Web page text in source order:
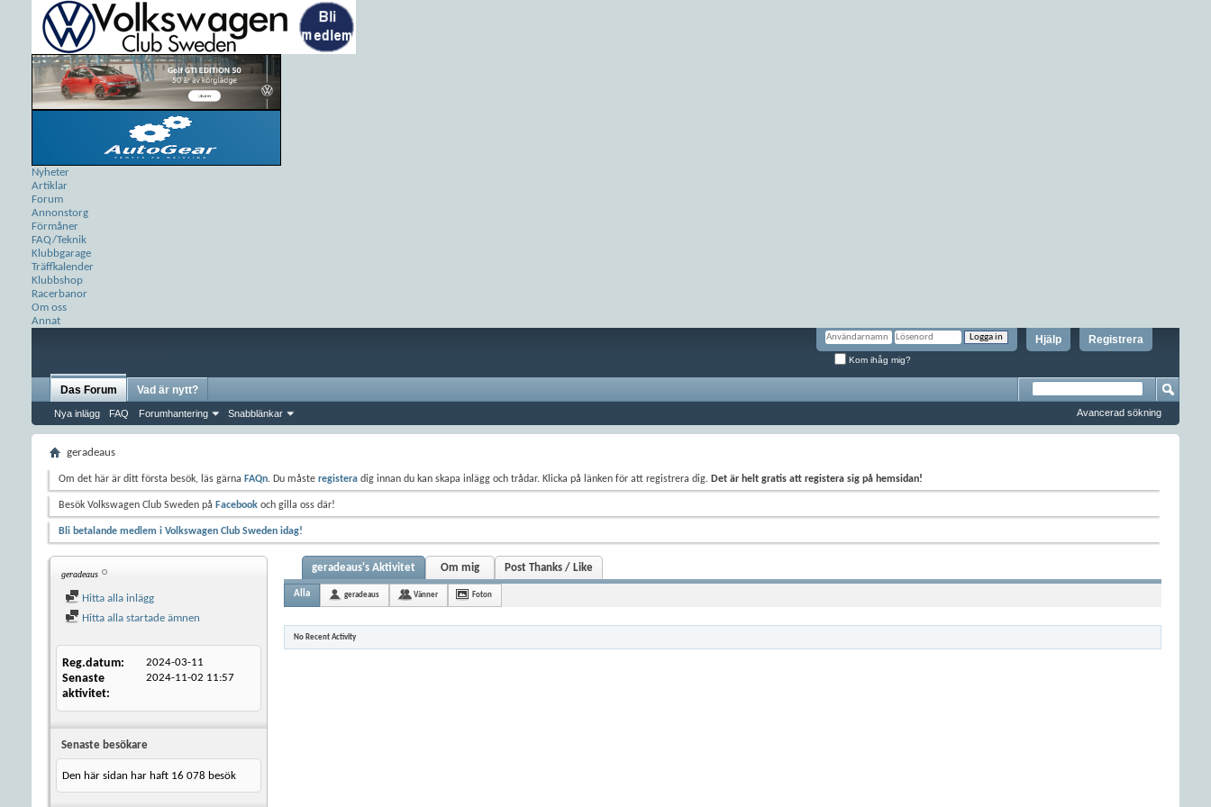
Nyheter
Artiklar
Forum
Annonstorg
Förmåner
FAQ/Teknik
Klubbgarage
Träffkalender
Klubbshop
Racerbanor
Om oss
Annat
Registrera
Hjälp
Kom ihåg mig?
Das Forum
Nya inlägg FAQ Forumhantering Snabblänkar
Vad är nytt?
Avancerad sökning
geradeaus
Om det här är ditt första besök, läs gärna FAQn. Du måste registera dig innan du kan skapa inlägg och trådar. Klicka på länken för att registrera dig. Det är helt gratis att registera sig på hemsidan!
Besök Volkswagen Club Sweden på Facebook och gilla oss där!
Bli betalande medlem i Volkswagen Club Sweden idag!
geradeaus
Hitta alla inlägg
Hitta alla startade ämnen
Reg.datum 2024-03-11
Senaste
aktivitet
2024-11-02 11:57
Senaste besökare
Den här sidan har haft 16 078 besök
geradeaus's Aktivitet Om mig Post Thanks / Like
Alla geradeaus Vänner Foton
No Recent Activity